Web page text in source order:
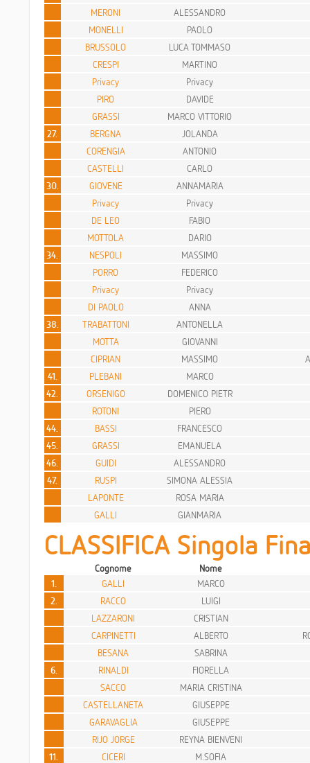
MERONI
ALESSANDRO
MONELLI
PAOLO
BRUSSOLO
LUCA TOMMASO
CRESPI
MARTINO
Privacy
Privacy
PIRO
DAVIDE
GRASSI
MARCO VITTORIO
27.
BERGNA
JOLANDA
CORENGIA
ANTONIO
CASTELLI
CARLO
30.
GIOVENE
ANNAMARIA
Privacy
Privacy
DE LEO
FABIO
MOTTOLA
DARIO
34.
NESPOLI
MASSIMO
PORRO
FEDERICO
Privacy
Privacy
DI PAOLO
ANNA
38.
TRABATTONI
ANTONELLA
MOTTA
GIOVANNI
CIPRIAN
MASSIMO
41.
PLEBANI
MARCO
42.
ORSENIGO
DOMENICO PIETR
ROTONI
PIERO
44.
BASSI
FRANCESCO
45.
GRASSI
EMANUELA
46.
GUIDI
ALESSANDRO
47.
RUSPI
SIMONA ALESSIA
LAPONTE
ROSA MARIA
GALLI
GIANMARIA
CLASSIFICA Singola
Cognome
Nome
1.
GALLI
MARCO
2.
RACCO
LUIGI
LAZZARONI
CRISTIAN
CARPINETTI
ALBERTO
BESANA
SABRINA
6.
RINALDI
FIORELLA
SACCO
MARIA CRISTINA
CASTELLANETA
GIUSEPPE
GARAVAGLIA
GIUSEPPE
RIJO JORGE
REYNA BIENVENI
11.
CICERI
M.SOFIA